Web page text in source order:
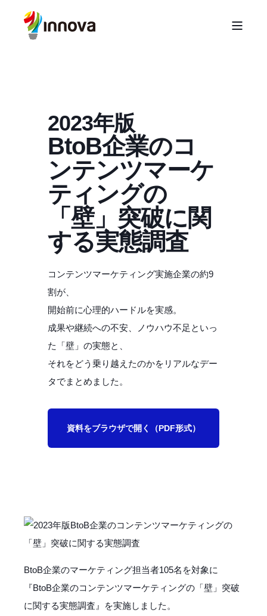
2023年版
BtoB企業のコ
ンテンツマーケ
ティングの
「壁」突破に関
する実態調査
コンテンツマーケティング実施企業の約9
割が、
開始前に心理的ハードルを実感。
成果や継続への不安、ノウハウ不足といっ
た「壁」の実態と、
それをどう乗り越えたのかをリアルなデー
タでまとめました。
資料をブラウザで開く（PDF形式）
BtoB企業のマーケティング担当者105名を対象に
『BtoB企業のコンテンツマーケティングの「壁」突破
に関する実態調査』を実施しました。